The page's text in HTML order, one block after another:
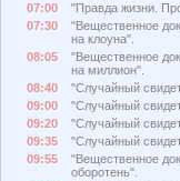
07:00
"Правда жизни.
07:30
"Вещественное
на клоуна".
08:05
"Вещественное
на миллион".
08:40
"Случайный
09:00
"Случайный
09:20
"Случайный
09:35
"Случайный
09:55
"Вещественное
оборотень".